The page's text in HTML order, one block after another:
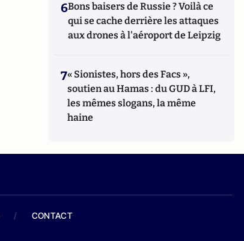
6Bons baisers de Russie ? Voilà ce
qui se cache derrière les attaques
aux drones à l'aéroport de Leipzig
7« Sionistes, hors des Facs »,
soutien au Hamas : du GUD à LFI,
les mêmes slogans, la même
haine
/ CONTACT